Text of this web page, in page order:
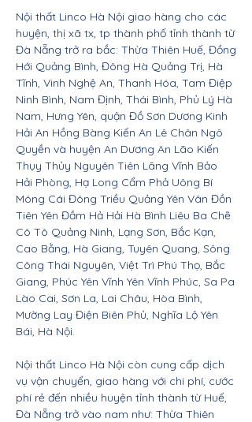
Nội thất Linco Hà Nội giao hàng cho các
huyện, thị xã tx, tp thành phố tỉnh thành từ
Đà Nẵng trở ra bắc: Thừa Thiên Huế, Đồng
Hới Quảng Bình, Đông Hà Quảng Trị, Hà
Tĩnh, Vinh Nghệ An, Thanh Hóa, Tam Điệp
Ninh Bình, Nam Định, Thái Bình, Phủ Lý Hà
Nam, Hưng Yên, quận Đồ Sơn Dương Kinh
Hải An Hồng Bàng Kiến An Lê Chân Ngô
Quyền và huyện An Dương An Lão Kiến
Thụy Thủy Nguyên Tiên Lãng Vĩnh Bảo
Hải Phòng, Hạ Long Cẩm Phả Uông Bí
Móng Cái Đông Triều Quảng Yên Vân Đồn
Tiên Yên Đầm Hả Hải Hà Bình Liêu Ba Chẽ
Cô Tô Quảng Ninh, Lạng Sơn, Bắc Kạn,
Cao Bằng, Hà Giang, Tuyên Quang, Sông
Công Thái Nguyên, Việt Trì Phú Thọ, Bắc
Giang, Phúc Yên Vĩnh Yên Vĩnh Phúc, Sa Pa
Lào Cai, Sơn La, Lai Châu, Hòa Bình,
Mường Lay Điện Biên Phủ, Nghĩa Lộ Yên
Bái, Hà Nội.
Nội thất Linco Hà Nội còn cung cấp dịch
vụ vận chuyển, giao hàng với chi phí, cước
phí rẻ đến nhiều huyện tỉnh thành từ Huế,
Đà Nẵng trở vào nam như: Thừa Thiên